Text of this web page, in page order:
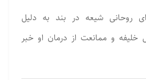
روحانی شیعه در بند به دلیل
خلیفه و ممانعت از درمان او خبر